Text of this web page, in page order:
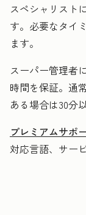
スペシャリスト
す。必要なタイ
ます。
スーパー管理者
時間を保証。通
ある場合は30分
プレミアムサポ
対応言語、サー